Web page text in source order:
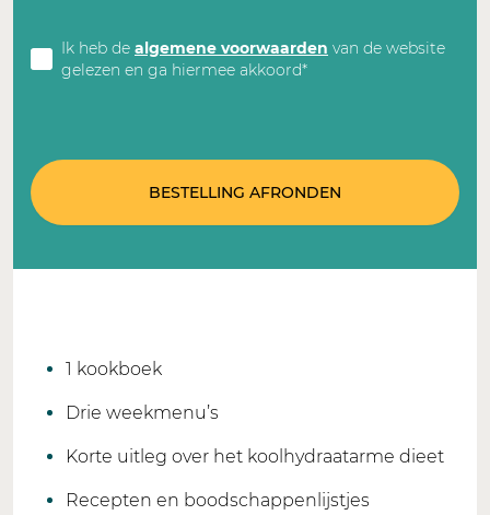
Ik heb de algemene voorwaarden van de website
gelezen en ga hiermee akkoord*
BESTELLING AFRONDEN
1 kookboek
Drie weekmenu’s
Korte uitleg over het koolhydraatarme dieet
Recepten en boodschappenlijstjes